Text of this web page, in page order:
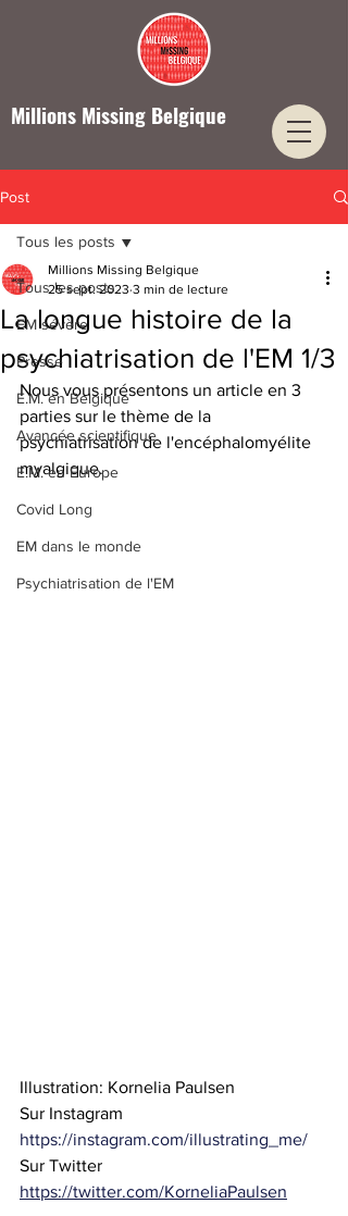
Millions Missing Belgique
Post
Tous les posts
EM sévère
Presse
E.M. en Belgique
Avancée scientifique
E.M. en Europe
Covid Long
EM dans le monde
Psychiatrisation de l'EM
Tous les posts
La longue histoire de la
psychiatrisation de l'EM 1/3
Millions Missing Belgique
25 sept. 2023 3 min de lecture
Nous vous présentons un article en 3
parties sur le thème de la
psychiatrisation de l'encéphalomyélite
myalgique.
Illustration: Kornelia Paulsen
Sur Instagram
https://instagram.com/illustrating_me/
Sur Twitter
https://twitter.com/KorneliaPaulsen